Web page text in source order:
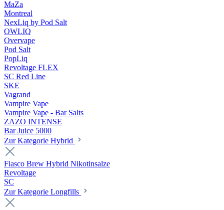
MaZa
Montreal
NexLiq by Pod Salt
OWLIQ
Overvape
Pod Salt
PopLiq
Revoltage FLEX
SC Red Line
SKE
Vagrand
Vampire Vape
Vampire Vape - Bar Salts
ZAZO INTENSE
Bar Juice 5000
Zur Kategorie Hybrid
Fiasco Brew Hybrid Nikotinsalze
Revoltage
SC
Zur Kategorie Longfills